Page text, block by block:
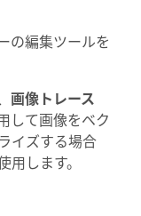
の編集ツールを
画像トレース
して画像をベク
イズする場合
用します。